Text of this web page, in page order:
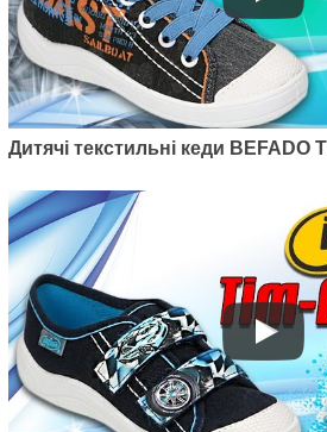
Дитячі текстильні кеди BEFADO